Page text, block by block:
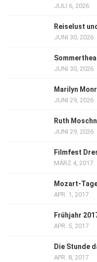
JULI 6, 2026
Reiselust
JUNI 30, 2026
JUNI 30, 2026
Marilyn
JUNI 29, 2026
Ruth
JUNI 29, 2026
Filmfest
MÄRZ 4, 2017
Mozart-
APR. 1, 2017
Frühjahr
APR. 5, 2017
Die Stunde
APR. 8, 2017